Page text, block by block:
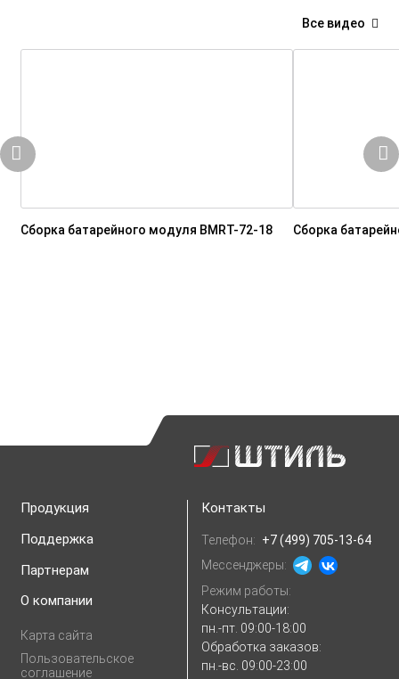
Все видео
Сборка батарейного модуля BMRT-72-18 Сборка
Продукция
Поддержка
Партнерам
О компании
Карта сайта
Пользовательское
соглашение
Контакты
Телефон: +7 (499) 705-13-64
Мессенджеры:
Режим работы:
Консультации:
пн.-пт. 09:00-18:00
Обработка заказов:
пн.-вс. 09:00-23:00